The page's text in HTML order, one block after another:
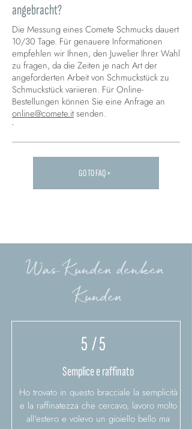
angebracht?
Die Messung eines Comete Schmucks dauert
10/30 Tage. Für genauere Informationen
empfehlen wir Ihnen, den Juwelier Ihrer Wahl
zu fragen, da die Zeiten je nach Art der
angeforderten Arbeit von Schmuckstück zu
Schmuckstück variieren. Für Online-
Bestellungen können Sie eine Anfrage an
online@comete.itsenden.
Carica altre FAQ...
GO TO FAQ >
Was Kunden denken
Kunden
5/ 5
Semplice e raffinato
Ho trovato in questo bracciale la semplicità
e la raffinatezza che cercavo, lavoro molto
all'estero e volevo un gioiello bello ma